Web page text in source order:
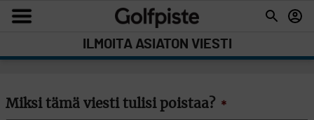
ILMOITA ASIATON VIESTI
Miksi tämä viesti tulisi poistaa? *